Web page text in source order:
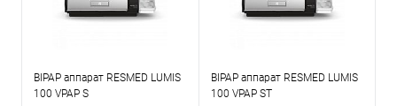
BIPAP аппарат RESMED LUMIS
100 VPAP S
BIPAP аппарат RESMED LUMIS
100 VPAP ST